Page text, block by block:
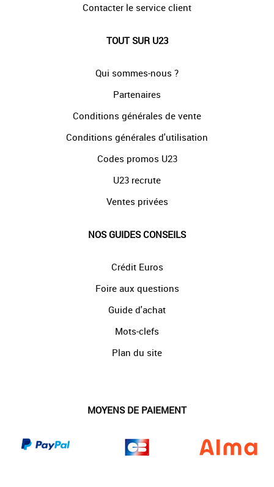
Contacter le service client
TOUT SUR U23
Qui sommes-nous ?
Partenaires
Conditions générales de vente
Conditions générales d'utilisation
Codes promos U23
U23 recrute
Ventes privées
NOS GUIDES CONSEILS
Crédit Euros
Foire aux questions
Guide d'achat
Mots-clefs
Plan du site
MOYENS DE PAIEMENT